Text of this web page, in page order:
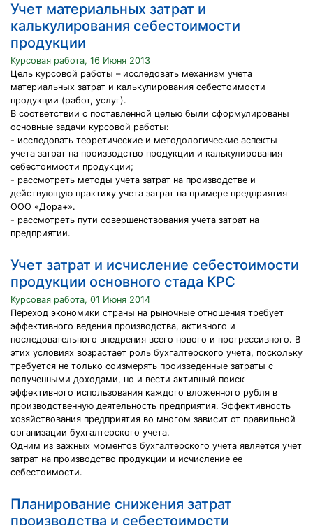
Учет материальных затрат и
калькулирования себестоимости
продукции
Курсовая работа, 16 Июня 2013
Цель курсовой работы – исследовать механизм учета
материальных затрат и калькулирования себестоимости
продукции (работ, услуг).
В соответствии с поставленной целью были сформулированы
основные задачи курсовой работы:
- исследовать теоретические и методологические аспекты
учета затрат на производство продукции и калькулирования
себестоимости продукции;
- рассмотреть методы учета затрат на производстве и
действующую практику учета затрат на примере предприятия
ООО «Дора+».
- рассмотреть пути совершенствования учета затрат на
предприятии.
Учет затрат и исчисление себестоимости
продукции основного стада КРС
Курсовая работа, 01 Июня 2014
Переход экономики страны на рыночные отношения требует
эффективного ведения производства, активного и
последовательного внедрения всего нового и прогрессивного. В
этих условиях возрастает роль бухгалтерского учета, поскольку
требуется не только соизмерять произведенные затраты с
полученными доходами, но и вести активный поиск
эффективного использования каждого вложенного рубля в
производственную деятельность предприятия. Эффективность
хозяйствования предприятия во многом зависит от правильной
организации бухгалтерского учета.
Одним из важных моментов бухгалтерского учета является учет
затрат на производство продукции и исчисление ее
себестоимости.
Планирование снижения затрат
производства и себестоимости